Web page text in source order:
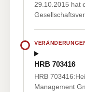
29.10.2015 hat
HRB 703416
HRB
Management